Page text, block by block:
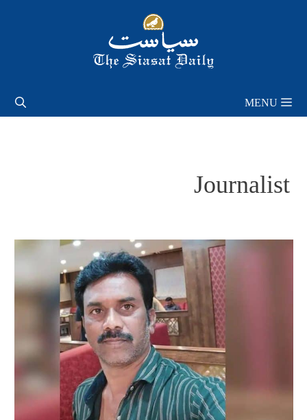
MENU
Journalist